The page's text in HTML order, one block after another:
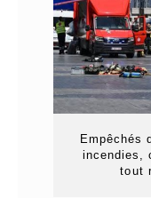
Empêchés
incendies,
tout